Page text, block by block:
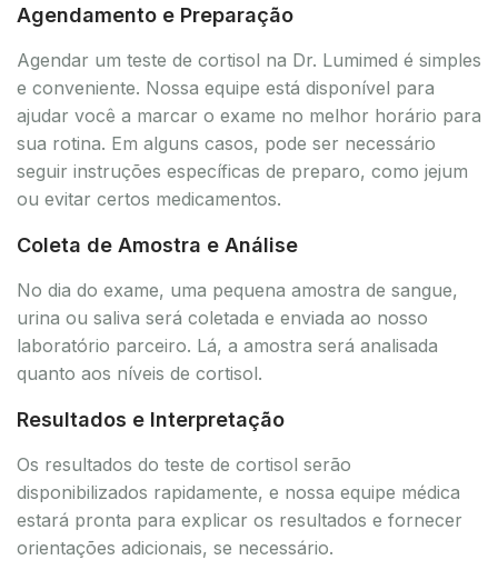
Agendamento e Preparação
Agendar um teste de cortisol na Dr. Lumimed é simples
e conveniente. Nossa equipe está disponível para
ajudar você a marcar o exame no melhor horário para
sua rotina. Em alguns casos, pode ser necessário
seguir instruções específicas de preparo, como jejum
ou evitar certos medicamentos.
Coleta de Amostra e Análise
No dia do exame, uma pequena amostra de sangue,
urina ou saliva será coletada e enviada ao nosso
laboratório parceiro. Lá, a amostra será analisada
quanto aos níveis de cortisol.
Resultados e Interpretação
Os resultados do teste de cortisol serão
disponibilizados rapidamente, e nossa equipe médica
estará pronta para explicar os resultados e fornecer
orientações adicionais, se necessário.